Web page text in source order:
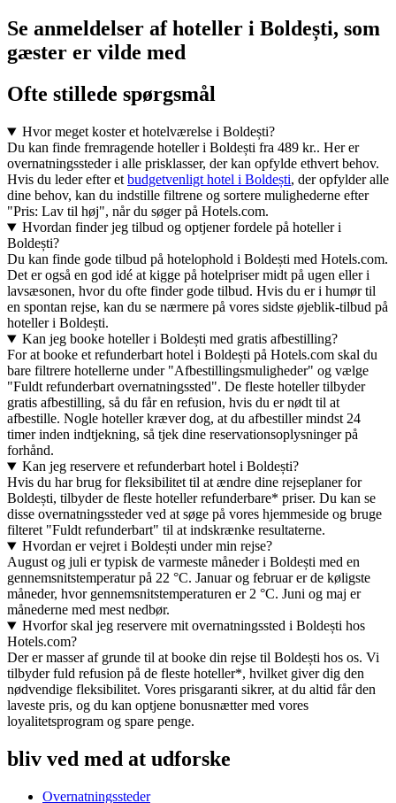
Se anmeldelser af hoteller i Boldești, som
gæster er vilde med
Ofte stillede spørgsmål
Hvor meget koster et hotelværelse i Boldești?
Du kan finde fremragende hoteller i Boldești fra 489 kr.. Her er
overnatningssteder i alle prisklasser, der kan opfylde ethvert behov.
Hvis du leder efter et budgetvenligt hotel i Boldești, der opfylder alle
dine behov, kan du indstille filtrene og sortere mulighederne efter
"Pris: Lav til høj", når du søger på Hotels.com.
Hvordan finder jeg tilbud og optjener fordele på hoteller i
Boldești?
Du kan finde gode tilbud på hotelophold i Boldești med Hotels.com.
Det er også en god idé at kigge på hotelpriser midt på ugen eller i
lavsæsonen, hvor du ofte finder gode tilbud. Hvis du er i humør til
en spontan rejse, kan du se nærmere på vores sidste øjeblik-tilbud på
hoteller i Boldești.
Kan jeg booke hoteller i Boldești med gratis afbestilling?
For at booke et refunderbart hotel i Boldești på Hotels.com skal du
bare filtrere hotellerne under "Afbestillingsmuligheder" og vælge
"Fuldt refunderbart overnatningssted". De fleste hoteller tilbyder
gratis afbestilling, så du får en refusion, hvis du er nødt til at
afbestille. Nogle hoteller kræver dog, at du afbestiller mindst 24
timer inden indtjekning, så tjek dine reservationsoplysninger på
forhånd.
Kan jeg reservere et refunderbart hotel i Boldești?
Hvis du har brug for fleksibilitet til at ændre dine rejseplaner for
Boldești, tilbyder de fleste hoteller refunderbare* priser. Du kan se
disse overnatningssteder ved at søge på vores hjemmeside og bruge
filteret "Fuldt refunderbart" til at indskrænke resultaterne.
Hvordan er vejret i Boldești under min rejse?
August og juli er typisk de varmeste måneder i Boldești med en
gennemsnitstemperatur på 22 °C. Januar og februar er de køligste
måneder, hvor gennemsnitstemperaturen er 2 °C. Juni og maj er
månederne med mest nedbør.
Hvorfor skal jeg reservere mit overnatningssted i Boldești hos
Hotels.com?
Der er masser af grunde til at booke din rejse til Boldești hos os. Vi
tilbyder fuld refusion på de fleste hoteller*, hvilket giver dig den
nødvendige fleksibilitet. Vores prisgaranti sikrer, at du altid får den
laveste pris, og du kan optjene bonusnætter med vores
loyalitetsprogram og spare penge.
bliv ved med at udforske
Overnatningssteder